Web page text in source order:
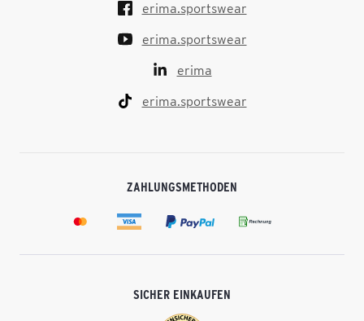
erima.sportswear
erima.sportswear
erima
erima.sportswear
ZAHLUNGSMETHODEN
SICHER EINKAUFEN